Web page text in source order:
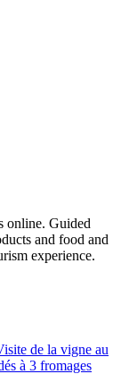
online. Guided
and food and
experience.
de la vigne au
à 3 fromages